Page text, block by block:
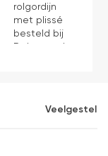
rolgordijn
met plissé
besteld bij
Dakraamplaza.
en binnen